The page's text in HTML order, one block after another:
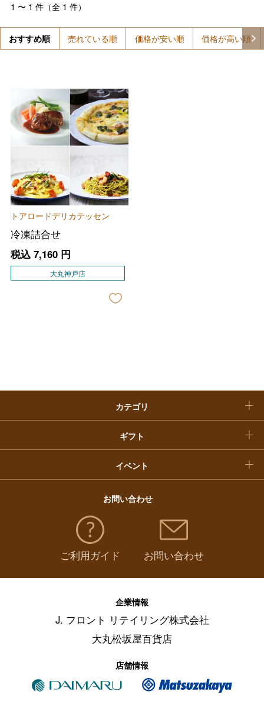
1 〜 1 件（全 1 件）
おすすめ順 売れている順 価格が安い順 価格が高い順
トアロードデリカテッセン
冷凍詰合せ
税込 7,160円
大丸神戸店
カテゴリ
ビューティー
ファッション
ベビー＆キッズ
ギフト
大丸・松坂屋のギフト
出産内祝い
お香典返し
イベント
バレンタインチョコレート
ホワイトデー
母の日
敬老の日
福袋
お問い合わせ
ご利用ガイド お問い合わせ
企業情報
J. フロント リテイリング株式会社
大丸松坂屋百貨店
店舗情報